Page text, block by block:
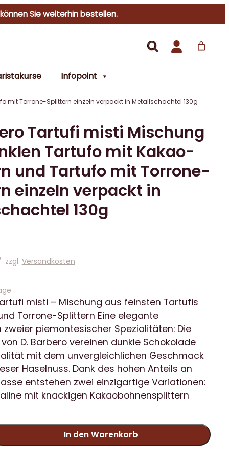
Sie weiterhin bestellen.
Infopoint
Torrone-Splittern einzeln verpackt in Metallschachtel 130g
Tartufi misti Mischung
Tartufo mit Kakao-
und Tartufo mit Torrone-
einzeln verpackt in
130g
zzgl. Versandkosten
misti – Mischung aus feinsten Tartufis
Torrone-Splittern Eine elegante
zweier piemontesischer Spezialitäten: Die
D. Barbero vereinen dunkle Schokolade
mit dem unvergleichlichen Geschmack
Haselnuss. Dank des hohen Anteils an
entstehen zwei einzigartige Variationen:
mit knackigen Kakaobohnensplittern
In den Warenkorb